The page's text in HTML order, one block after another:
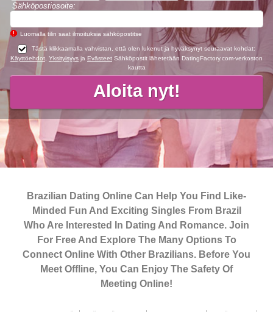
Sähköpostiosoite:
Luomalla tilin saat ilmoituksia sähköpostitse
Tästä klikkaamalla vahvistan, että olen lukenut ja hyväksynyt seuraavat kohdat:
Käyttöehdot Yksityisyys ja Evästeet Sähköpostit lähetetään DatingFactory.com-verkoston
kautta
Brazilian Dating Online Can Help You Find Like-
Minded Fun And Exciting Singles From Brazil
Who Are Interested In Dating And Romance. Join
For Free And Explore The Many Options To
Connect Online With Other Brazilians. Before You
Meet Offline, You Can Enjoy The Safety Of
Meeting Online!